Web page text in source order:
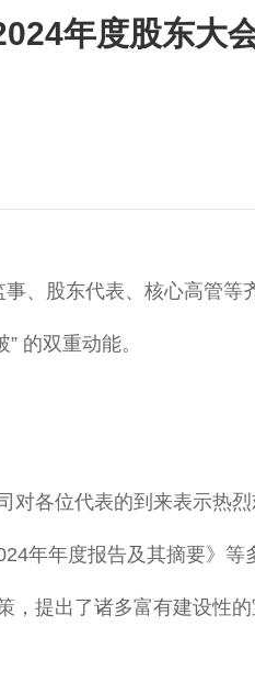
年度股东大
、股东代表、核心高管
的双重动能。
各位代表的到来表示热
年年度报告及其摘要》
提出了诸多富有建设性的